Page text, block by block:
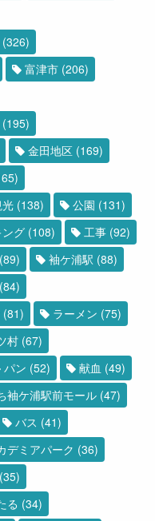
(326)
富津市 (206)
(195)
金田地区 (169)
(138) 公園 (131)
グ (108) 工事 (92)
(89) 袖ケ浦駅 (88)
(84)
(81) ラーメン (75)
村 (67)
パン (52) 献血 (49)
袖ケ浦駅前モール (47)
バス (41)
デミアパーク (36)
(35)
る (34)